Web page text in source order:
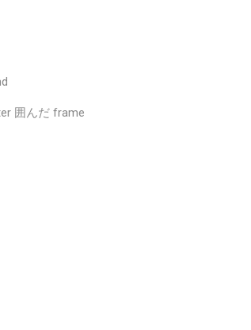
囲んだ frame